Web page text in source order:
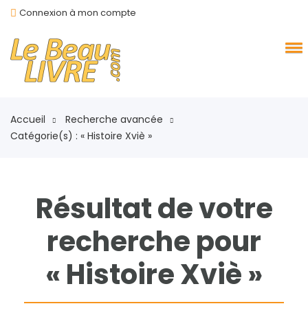
Connexion à mon compte
Accueil
Recherche avancée
Catégorie(s) : « Histoire Xviè »
Résultat de votre
recherche pour
« Histoire Xviè »